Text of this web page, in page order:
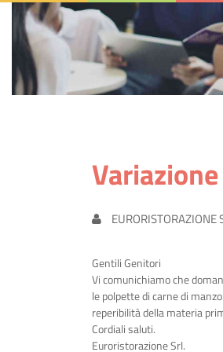
EURORISTORAZIONE
Gentili Genitori
Vi comunichiamo che
le polpette di carne di
reperibilità della materia
Cordiali saluti.
Euroristorazione Srl.